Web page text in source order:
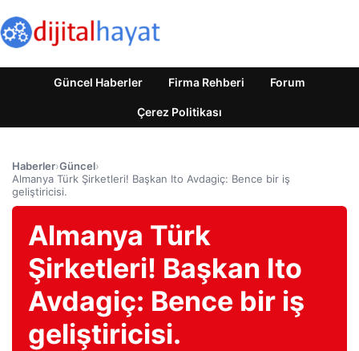
Güncel Haberler Firma Rehberi Forum
Çerez Politikası
Haberler›Güncel›
Almanya Türk Şirketleri! Başkan Ito Avdagiç: Bence bir iş
geliştiricisi.
Almanya Türk
Şirketleri! Başkan Ito
Avdagiç: Bence bir iş
geliştiricisi.